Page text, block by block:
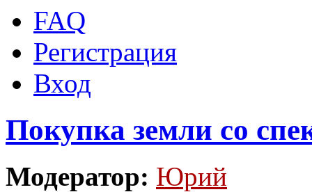
FAQ
Регистрация
Вход
Покупка земли со
Модератор: Юрий